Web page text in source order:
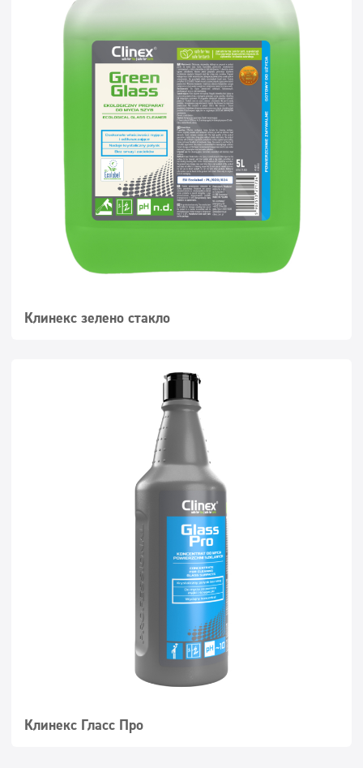
Клинекс зелено стакло
Клинекс Гласс Про